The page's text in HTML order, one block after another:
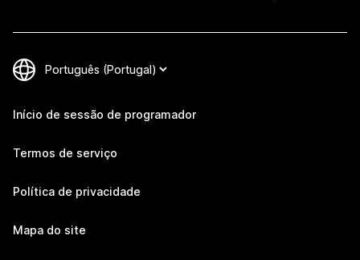
Início de sessão de programador
Termos de serviço
Política de privacidade
Mapa do site